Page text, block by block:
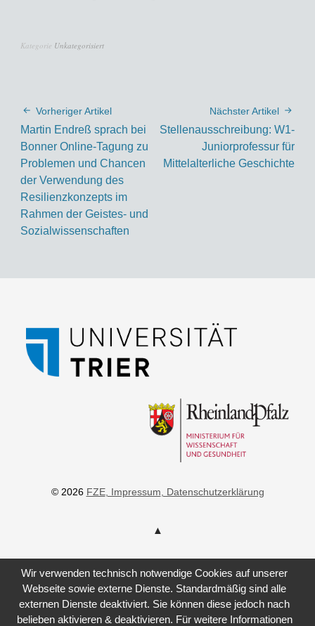
Kategorie Unkategorisiert
Vorheriger Artikel
Martin Endreß sprach bei
Bonner Online-Tagung zu
Problemen und Chancen
der Verwendung des
Resilienzkonzepts im
Rahmen der Geistes- und
Sozialwissenschaften
Nächster Artikel
Stellenausschreibung: W1-
Juniorprofessur für
Mittelalterliche Geschichte
© 2026 FZE, Impressum , Datenschutzerklärung
Wir verwenden technisch notwendige Cookies auf unserer
Webseite sowie externe Dienste. Standardmäßig sind alle
externen Dienste deaktiviert. Sie können diese jedoch nach
belieben aktivieren & deaktivieren. Für weitere Informationen